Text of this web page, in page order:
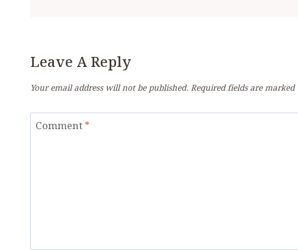
Leave A Reply
Your email address will not be published.Required fields are marked
Comment*